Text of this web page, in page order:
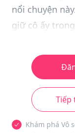
nổi chuyện
giữ cô ấy
Tiếp
Khám phá Vô